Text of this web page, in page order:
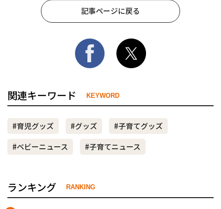
記事ページに戻る
関連キーワード KEYWORD
#育児グッズ #グッズ
#子育てグッズ
#ベビーニュース
#子育てニュース
ランキング RANKING